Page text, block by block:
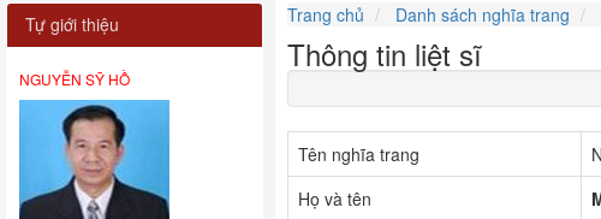
Trang chủ Danh sách nghĩa trang
Thông tin liệt sĩ
Tên nghĩa trang
Họ và tên
Tự giới thiệu
NGUYỄN SỸ HỒ